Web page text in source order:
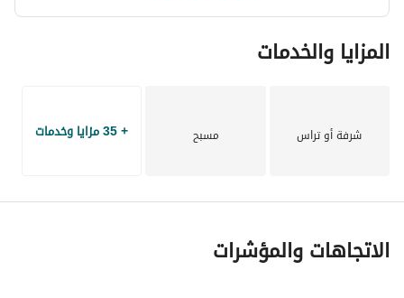
المزايا والخدمات
شرفة أو تراس مسبح + 35 مزايا وخدمات
الاتجاهات والمؤشرات